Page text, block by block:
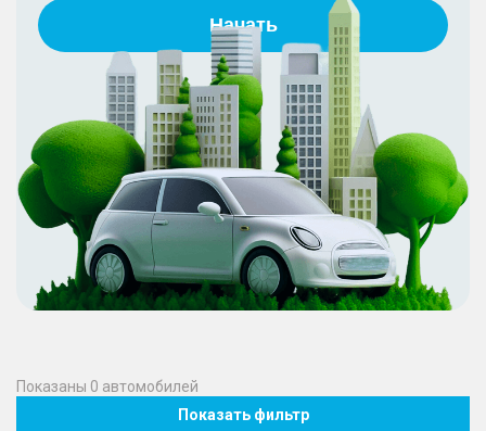
Начать
Показаны 0 автомобилей
Показать фильтр